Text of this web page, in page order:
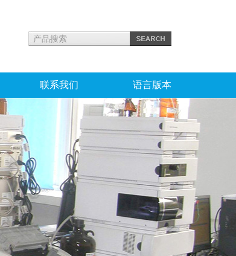
联系我们 语言版本